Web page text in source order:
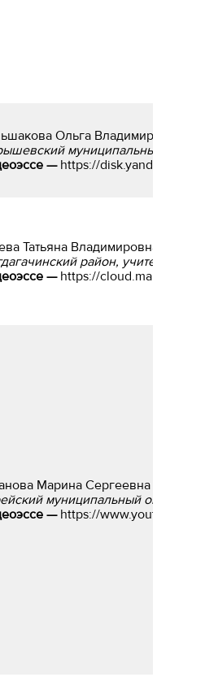
Ольга Владимировна
муниципальный округ,
— https://disk.yandex.ru/i/
Татьяна Владимировна
район, учитель
— https://cloud.mail.ru/
Марина Сергеевна
муниципальный округ,
— https://